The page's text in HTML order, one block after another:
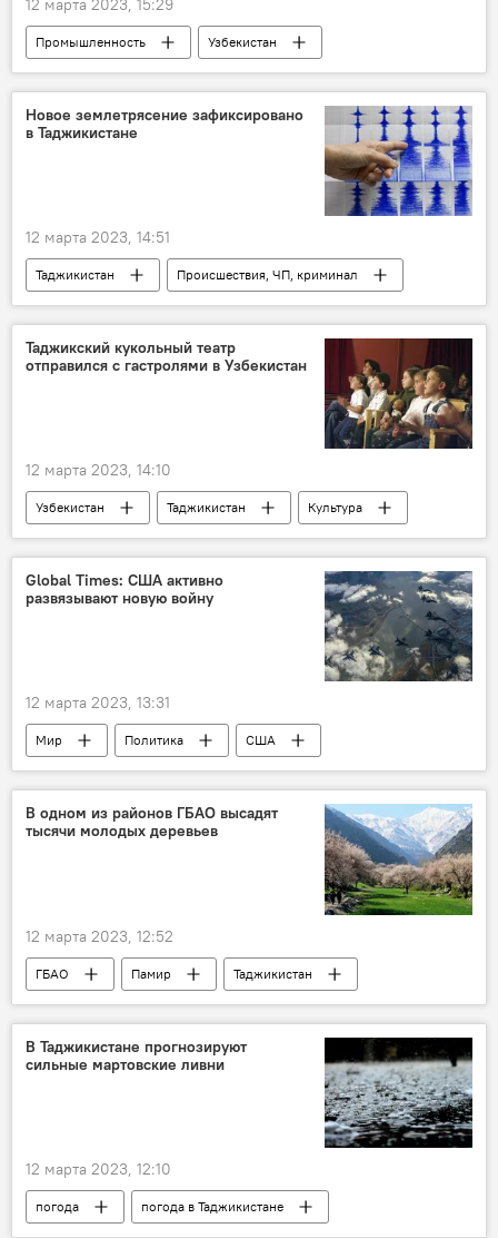
12 марта 2023, 15:29
Промышленность
Узбекистан
текстиль
Экономика торговля
Новое землетрясение зафиксировано
в Таджикистане
12 марта 2023, 14:51
Таджикистан
Происшествия, ЧП, криминал
Землетрясения в Таджикистане
землетрясение
Таджикский кукольный театр
отправился с гастролями в Узбекистан
12 марта 2023, 14:10
Узбекистан Таджикистан
Культура
театр
Общество
Global Times: США активно
развязывают новую войну
12 марта 2023, 13:31
Мир Политика
США
Китай
война
Армия и вооружение
Обзор СМИ
В одном из районов ГБАО высадят
тысячи молодых деревьев
12 марта 2023, 12:52
ГБАО Памир
Таджикистан
Общество
природа
плодовые деревья
В Таджикистане прогнозируют
сильные мартовские ливни
12 марта 2023, 12:10
погода
погода в Таджикистане